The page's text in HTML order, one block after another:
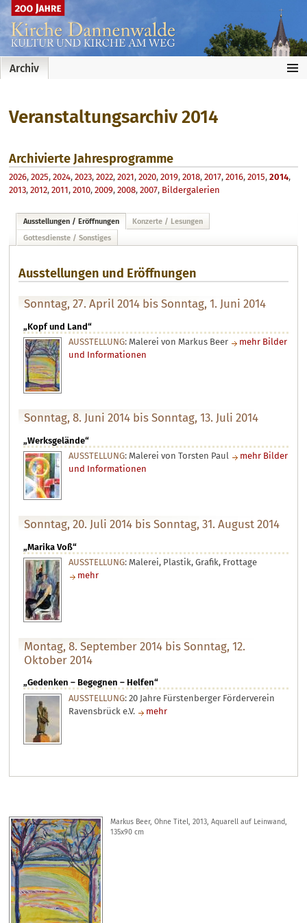
Archiv
…
Veranstaltungsarchiv 2014
Archivierte Jahresprogramme
2026, 2025, 2024, 2023, 2022, 2021, 2020, 2019, 2018, 2017, 2016, 2015, 2014,
2013, 2012, 2011, 2010, 2009, 2008, 2007, Bildergalerien
Ausstellungen / Eröffnungen
Konzerte / Lesungen
Gottesdienste / Sonstiges
Ausstellungen und Eröffnungen
Sonntag, 27. April 2014 bis Sonntag, 1. Juni 2014
„Kopf und Land“
AUSSTELLUNG: Malerei von Markus Beer
mehr Bilder
und Informationen
Sonntag, 8. Juni 2014 bis Sonntag, 13. Juli 2014
„Werksgelände“
AUSSTELLUNG: Malerei von Torsten Paul
mehr Bilder
und Informationen
Sonntag, 20. Juli 2014 bis Sonntag, 31. August 2014
„Marika Voß“
AUSSTELLUNG: Malerei, Plastik, Grafik, Frottage
mehr
Montag, 8. September 2014 bis Sonntag, 12.
Oktober 2014
„Gedenken – Begegnen – Helfen“
AUSSTELLUNG: 20 Jahre Fürstenberger Förderverein
Ravensbrück e.V.
mehr
Markus Beer, Ohne Titel, 2013, Aquarell auf Leinwand,
135x90 cm